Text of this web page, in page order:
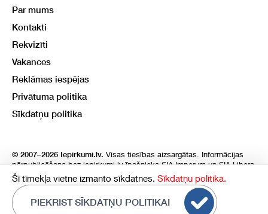
Par mums
Kontakti
Rekvizīti
Vakances
Reklāmas iespējas
Privātuma politika
Sīkdatņu politika
© 2007–2026 Iepirkumi.lv. Visas tiesības aizsargātas. Informācijas
pārpublicēšana bez iepirkumi.lv īpašnieka SIA Imperum un SIA Libera
atļaujas, stingri aizliegta. SIA Imperum un SIA Libera nenes nekādu
atbildību, ja, pamatojoties uz mājas lapā atrodamo informāciju,
radušies materiāli vai citāda veida zaudējumi.
Šī tīmekļa vietne izmanto sīkdatnes. Sīkdatņu politika.
PIEKRIST SĪKDATŅU POLITIKAI